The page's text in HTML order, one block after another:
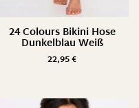
24 Colours Bikini Hose
Dunkelblau Weiß
22,95€